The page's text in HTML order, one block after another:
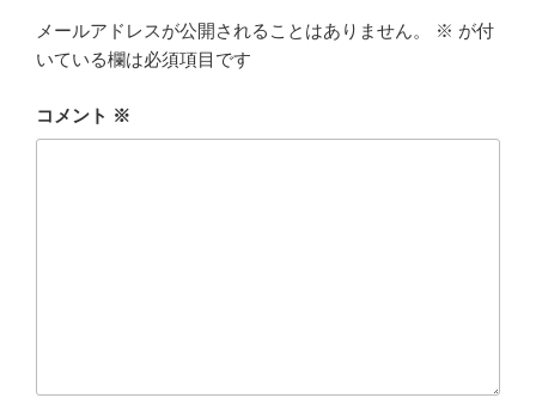
メールアドレスが公開されることはありません。 ※ が付
いている欄は必須項目です
コメント ※